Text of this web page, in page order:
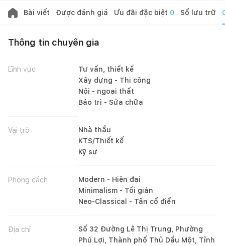
Bài viết Được đánh giá Ưu đãi đặc biệt 0 Sổ lưu trữ
Thông tin chuyên gia
Lĩnh vực
Tư vấn, thiết kế
Xây dựng - Thi công
Nội - ngoại thất
Bảo trì - Sửa chữa
Vai trò
Nhà thầu
KTS/Thiết kế
Kỹ sư
Phong cách
Modern - Hiện đại
Minimalism - Tối giản
Neo-Classical - Tân cổ điển
Địa chỉ
Số 32 Đường Lê Thị Trung, Phường
Phú Lợi, Thành phố Thủ Dầu Một, Tỉnh